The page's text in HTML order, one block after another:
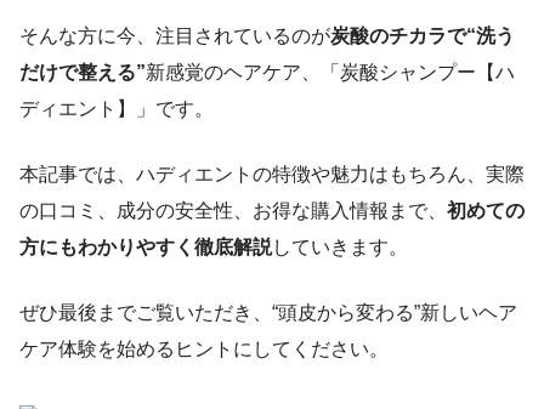
そんな方に今、注目されているのが炭酸のチカラで“洗う
だけで整える”新感覚のヘアケア、「炭酸シャンプー【ハ
ディエント】」です。
本記事では、ハディエントの特徴や魅力はもちろん、実際
の口コミ、成分の安全性、お得な購入情報まで、 初めての
方にもわかりやすく徹底解説していきます。
ぜひ最後までご覧いただき、“頭皮から変わる”新しいヘア
ケア体験を始めるヒントにしてください。